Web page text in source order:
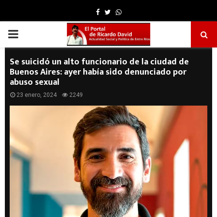
Facebook
TwitterWhatsapp
PRIMARY
MENU
Se suicidó un alto funcionario de la ciudad de
Buenos Aires: ayer había sido denunciado por
abuso sexual
23 enero, 2024 2249